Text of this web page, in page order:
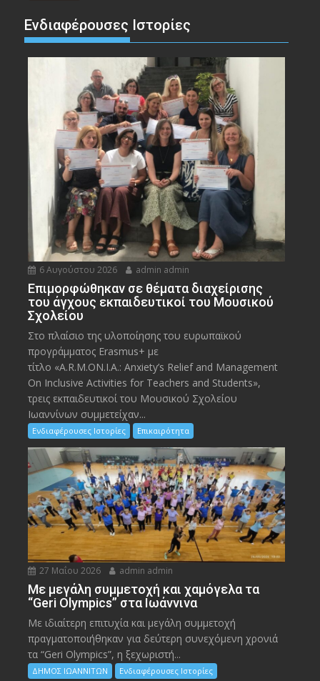
Ενδιαφέρουσες Ιστορίες
6 Αυγούστου 2026 admin admin
Eπιμορφώθηκαν σε θέματα διαχείρισης
του άγχους εκπαιδευτικοί του Μουσικού
Σχολείου
Στο πλαίσιο της υλοποίησης του ευρωπαϊκού
προγράμματος Erasmus+ με
τίτλο «A.R.M.ON.I.A.: Anxiety’s Relief and Management
On Inclusive Activities for Teachers and Students»,
τρεις εκπαιδευτικοί του Μουσικού Σχολείου
Ιωαννίνων συμμετείχαν...
Ενδιαφέρουσες Ιστορίες Επικαιρότητα
27 Μαΐου 2026 admin admin
Με μεγάλη συμμετοχή και χαμόγελα τα
“Geri Olympics” στα Ιωάννινα
Με ιδιαίτερη επιτυχία και μεγάλη συμμετοχή
πραγματοποιήθηκαν για δεύτερη συνεχόμενη χρονιά
τα “Geri Olympics”, η ξεχωριστή...
ΔΗΜΟΣ ΙΩΑΝΝΙΤΩΝ Ενδιαφέρουσες Ιστορίες